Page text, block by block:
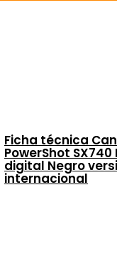
Ficha técnica
PowerShot
digital Negro
internacional